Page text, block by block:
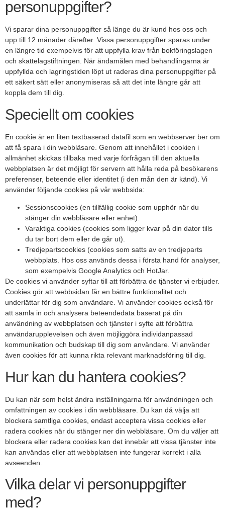
personuppgifter?
Vi sparar dina personuppgifter så länge du är kund hos oss och
upp till 12 månader därefter. Vissa personuppgifter sparas under
en längre tid exempelvis för att uppfylla krav från bokföringslagen
och skattelagstiftningen. När ändamålen med behandlingarna är
uppfyllda och lagringstiden löpt ut raderas dina personuppgifter på
ett säkert sätt eller anonymiseras så att det inte längre går att
koppla dem till dig.
Speciellt om cookies
En cookie är en liten textbaserad datafil som en webbserver ber om
att få spara i din webbläsare. Genom att innehållet i cookien i
allmänhet skickas tillbaka med varje förfrågan till den aktuella
webbplatsen är det möjligt för servern att hålla reda på besökarens
preferenser, beteende eller identitet (i den mån den är känd). Vi
använder följande cookies på vår webbsida:
Sessionscookies (en tillfällig cookie som upphör när du
stänger din webbläsare eller enhet).
Varaktiga cookies (cookies som ligger kvar på din dator tills
du tar bort dem eller de går ut).
Tredjepartscookies (cookies som satts av en tredjeparts
webbplats. Hos oss används dessa i första hand för analyser,
som exempelvis Google Analytics och HotJar.
De cookies vi använder syftar till att förbättra de tjänster vi erbjuder.
Cookies gör att webbsidan får en bättre funktionalitet och
underlättar för dig som användare. Vi använder cookies också för
att samla in och analysera beteendedata baserat på din
användning av webbplatsen och tjänster i syfte att förbättra
användarupplevelsen och även möjliggöra individanpassad
kommunikation och budskap till dig som användare. Vi använder
även cookies för att kunna rikta relevant marknadsföring till dig.
Hur kan du hantera cookies?
Du kan när som helst ändra inställningarna för användningen och
omfattningen av cookies i din webbläsare. Du kan då välja att
blockera samtliga cookies, endast acceptera vissa cookies eller
radera cookies när du stänger ner din webbläsare. Om du väljer att
blockera eller radera cookies kan det innebär att vissa tjänster inte
kan användas eller att webbplatsen inte fungerar korrekt i alla
avseenden.
Vilka delar vi personuppgifter
med?